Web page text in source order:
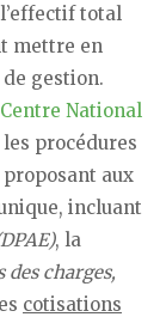
total
mettre en
gestion.
Centre National
procédures
proposant aux
incluant
, la
des charges,
cotisations